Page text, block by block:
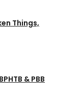
Things,
& PBB